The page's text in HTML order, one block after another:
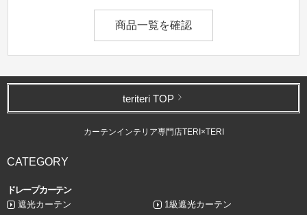
商品一覧を確認
teriteri TOP
カーテンインテリア専門店TERI×TERI
CATEGORY
ドレープカーテン
遮光カーテン
1級遮光カーテン